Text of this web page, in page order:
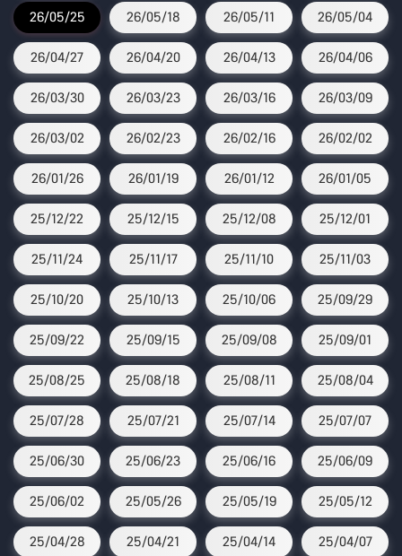
26/05/25 26/05/18 26/05/11 26/05/04
26/04/27 26/04/20 26/04/13 26/04/06
26/03/30 26/03/23 26/03/16 26/03/09
26/03/02 26/02/23 26/02/16 26/02/02
26/01/26 26/01/19 26/01/12 26/01/05
25/12/22 25/12/15 25/12/08 25/12/01
25/11/24 25/11/17 25/11/10 25/11/03
25/10/20 25/10/13 25/10/06 25/09/29
25/09/22 25/09/15 25/09/08 25/09/01
25/08/25 25/08/18 25/08/11 25/08/04
25/07/28 25/07/21 25/07/14 25/07/07
25/06/30 25/06/23 25/06/16 25/06/09
25/06/02 25/05/26 25/05/19 25/05/12
25/04/28 25/04/21 25/04/14 25/04/07